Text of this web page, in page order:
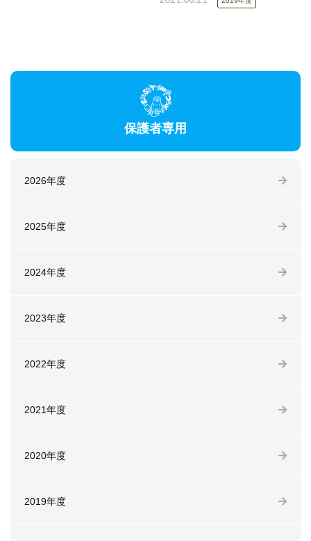
保護者専用
2026年度
2025年度
2024年度
2023年度
2022年度
2021年度
2020年度
2019年度